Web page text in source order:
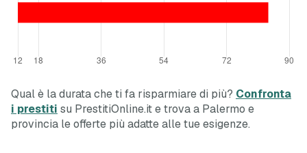
Qual è la durata che ti fa risparmiare di più? Confronta
i prestiti su PrestitiOnline.it e trova a Palermo e
provincia le offerte più adatte alle tue esigenze.